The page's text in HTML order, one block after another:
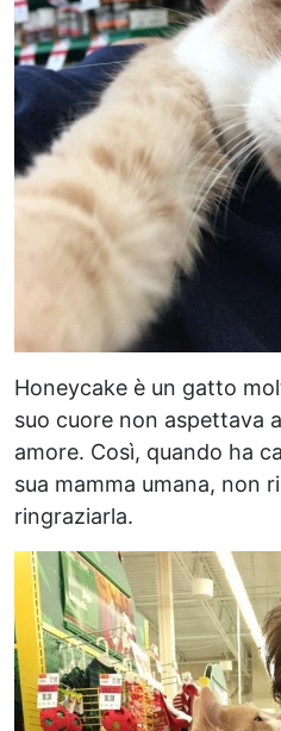
Honeycake è un gatto
suo cuore non aspettava
amore. Così, quando ha
sua mamma umana, non
ringraziarla.